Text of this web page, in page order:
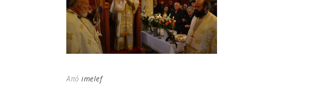
Από imelef